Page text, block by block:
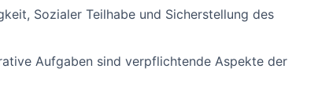
Sozialer Teilhabe und Sicherstellung des
Aufgaben sind verpflichtende Aspekte der